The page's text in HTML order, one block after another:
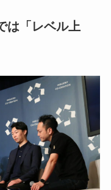
は「レベル上